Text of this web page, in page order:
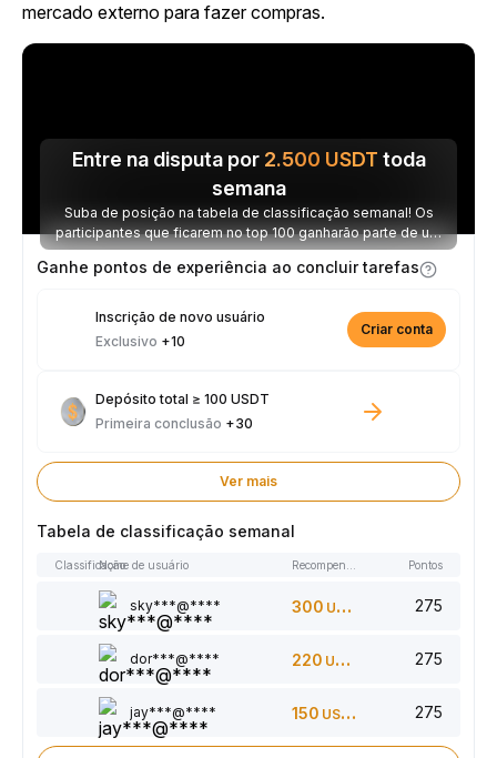
mercado externo para fazer compras.
Entre na disputa por 2.500 USDT toda
semana
Suba de posição na tabela de classificação semanal! Os
participantes que ficarem no top 100 ganharão parte de um
prêmio de 2.500 USDT toda semana.
Ganhe pontos de experiência ao concluir tarefas
Inscrição de novo usuário
Exclusivo +10
Criar conta
Depósito total ≥ 100 USDT
Primeira conclusão +30
Ver mais
Tabela de classificação semanal
ClassificaçãoNome de usuário Pontos
sky***@**** 300 USDT 275
dor***@**** 220 USDT 275
jay***@**** 150 USDT 275